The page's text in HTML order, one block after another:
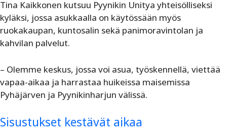
Tina Kaikkonen kutsuu Pyynikin Unitya yhteisölliseksi
kyläksi, jossa asukkaalla on käytössään myös
ruokakaupan, kuntosalin sekä panimoravintolan ja
kahvilan palvelut.
– Olemme keskus, jossa voi asua, työskennellä, viettää
vapaa-aikaa ja harrastaa huikeissa maisemissa
Pyhäjärven ja Pyynikinharjun välissä.
Sisustukset kestävät aikaa